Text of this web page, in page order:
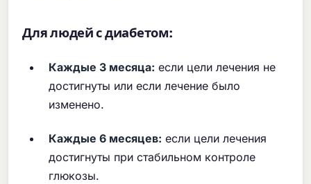
Для людей с диабетом:
Каждые 3 месяца: если цели лечения не
достигнуты или если лечение было
изменено.
Каждые 6 месяцев: если цели лечения
достигнуты при стабильном контроле
глюкозы.